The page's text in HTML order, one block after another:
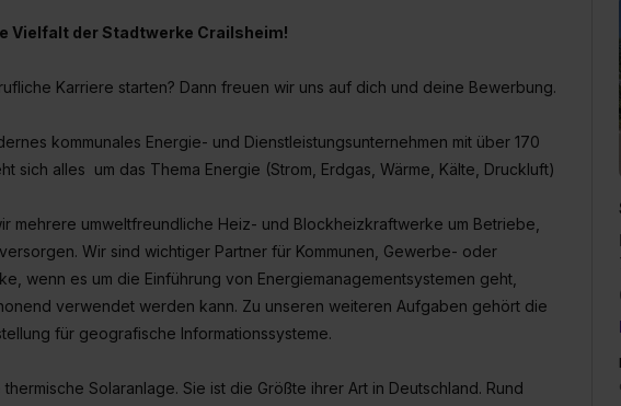
Einstellungen“ widerrufen. Weitere Informationen zu den einzelnen
zeigen“. Weitere Informationen:Datenschutzerklärung
Vielfalt der Stadtwerke Crailsheim!
Karriere starten? Dann freuen wir uns auf dich und deine Bewerbung.
kommunales Energie- und Dienstleistungsunternehmen mit über 170
sich alles um das Thema Energie (Strom, Erdgas, Wärme, Kälte, Druckluft)
mehrere umweltfreundliche Heiz- und Blockheizkraftwerke um Betriebe,
Wir sind wichtiger Partner für Kommunen, Gewerbe- oder
wenn es um die Einführung von Energiemanagementsystemen geht,
verwendet werden kann. Zu unseren weiteren Aufgaben gehört die
für geografische Informationssysteme.
Solaranlage. Sie ist die Größte ihrer Art in Deutschland. Rund